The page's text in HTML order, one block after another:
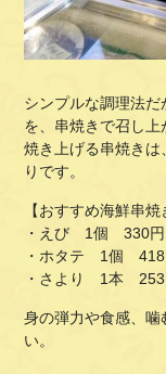
シンプルな調理法
を、串焼きで召し
焼き上げる串焼き
りです。
【おすすめ海鮮串焼
・えび 1個 330円
・ホタテ 1個 418
・さより 1本 253
身の弾力や食感、噛
い。